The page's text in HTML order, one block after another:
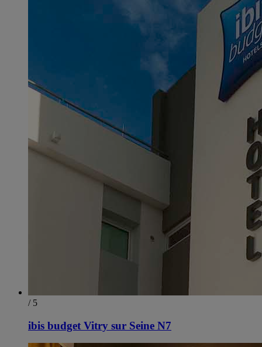
/ 5
ibis budget Vitry sur Seine N7